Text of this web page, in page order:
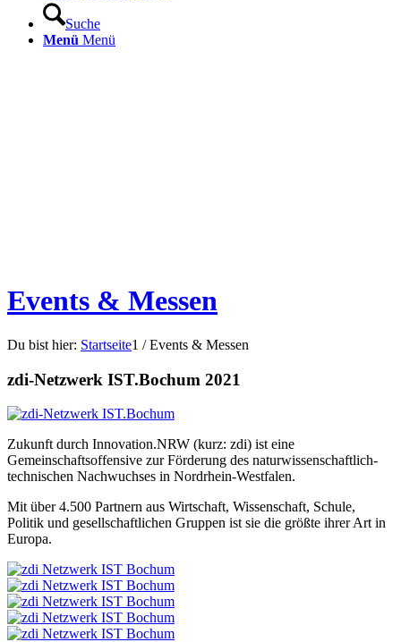
Suche
Menü Menü
Events & Messen
Du bist hier: Startseite1 / Events & Messen
zdi-Netzwerk IST.Bochum 2021
Zukunft durch Innovation.NRW (kurz: zdi) ist eine
Gemeinschaftsoffensive zur Förderung des naturwissenschaftlich-
technischen Nachwuchses in Nordrhein-Westfalen.
Mit über 4.500 Partnern aus Wirtschaft, Wissenschaft, Schule,
Politik und gesellschaftlichen Gruppen ist sie die größte ihrer Art in
Europa.